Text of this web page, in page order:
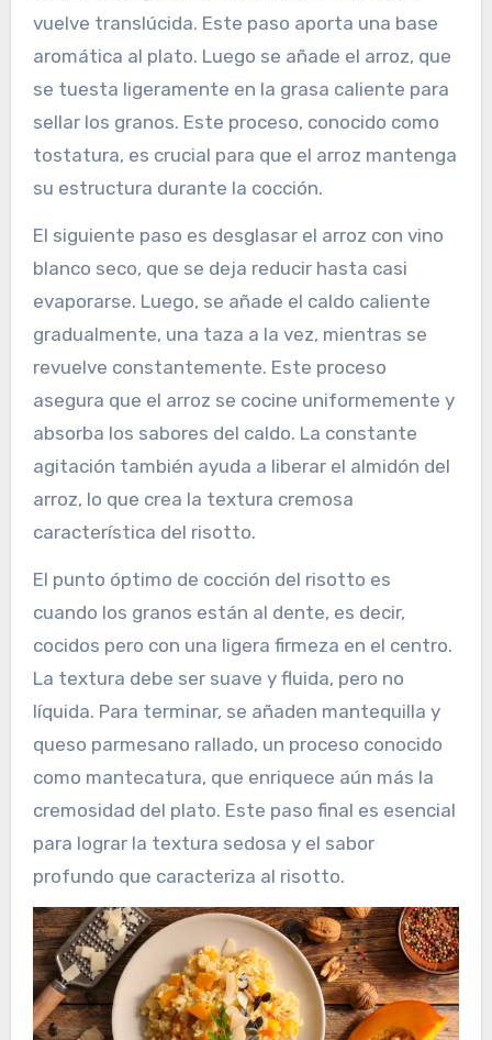
vuelve translúcida. Este paso aporta una base
aromática al plato. Luego se añade el arroz, que
se tuesta ligeramente en la grasa caliente para
sellar los granos. Este proceso, conocido como
tostatura, es crucial para que el arroz mantenga
su estructura durante la cocción.
El siguiente paso es desglasar el arroz con vino
blanco seco, que se deja reducir hasta casi
evaporarse. Luego, se añade el caldo caliente
gradualmente, una taza a la vez, mientras se
revuelve constantemente. Este proceso
asegura que el arroz se cocine uniformemente y
absorba los sabores del caldo. La constante
agitación también ayuda a liberar el almidón del
arroz, lo que crea la textura cremosa
característica del risotto.
El punto óptimo de cocción del risotto es
cuando los granos están al dente, es decir,
cocidos pero con una ligera firmeza en el centro.
La textura debe ser suave y fluida, pero no
líquida. Para terminar, se añaden mantequilla y
queso parmesano rallado, un proceso conocido
como mantecatura, que enriquece aún más la
cremosidad del plato. Este paso final es esencial
para lograr la textura sedosa y el sabor
profundo que caracteriza al risotto.